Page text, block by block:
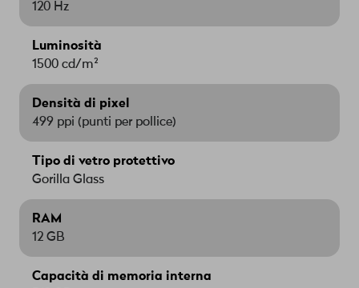
120 Hz
Luminosità
1500 cd/m²
Densità di pixel
499 ppi (punti per pollice)
Tipo di vetro protettivo
Gorilla Glass
RAM
12 GB
Capacità di memoria interna